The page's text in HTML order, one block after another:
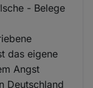
- Belege
das eigene
Angst
Deutschland